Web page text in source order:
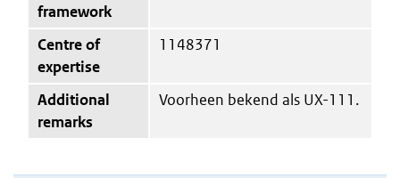
framework
Centre of
expertise
1148371
Additional
remarks
Voorheen bekend als UX-111.